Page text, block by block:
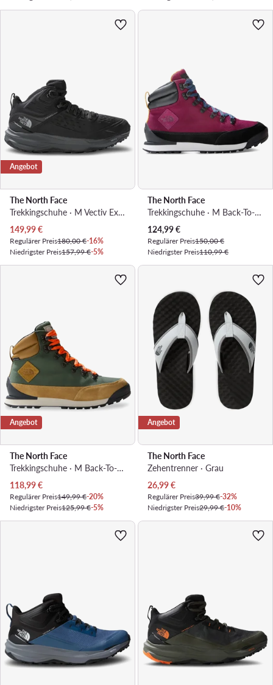
Angebot
The North Face
Trekkingschuhe · M Vectiv Exploris 2 Mid Futurelight LthrNF0A7W4XNY71 · Schwarz
Aktueller Preis
149,99€
Regulärer Preis180,00 €-16%
Niedrigster Preis157,99 €-5%
The North Face
Trekkingschuhe · M Back-To-Berkeley Iv Textile WpNF0A8177KK91 · Rosa
Aktueller Preis
124,99€
Regulärer Preis150,00 €
Niedrigster Preis110,99 €
Angebot
The North Face
Trekkingschuhe · M Back-To-Berkeley Iv Textile Wp NF0A8177OIK1 · Grün
Aktueller Preis
118,99€
Regulärer Preis149,99 €-20%
Niedrigster Preis125,99 €-5%
Angebot
The North Face
Zehentrenner · Grau
Aktueller Preis
26,99€
Regulärer Preis39,99 €-32%
Niedrigster Preis29,99 €-10%